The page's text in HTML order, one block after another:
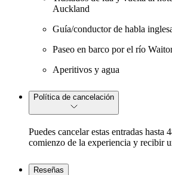
Auckland
Guía/conductor de habla
Paseo en barco por el río
Aperitivos y agua
Política de cancelación
Puedes cancelar estas entradas hasta
comienzo de la experiencia y recibir
Reseñas